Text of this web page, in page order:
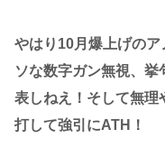
やはり10月爆上げの
ソな数字ガン無視、
表しねえ！そして無理
打して強引にATH！